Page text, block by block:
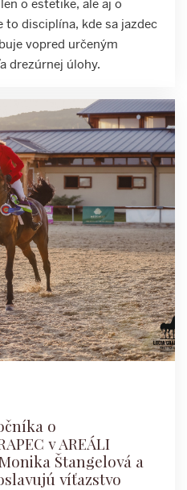
o estetike, ale aj o
to disciplína, kde sa jazdec
vopred určeným
drezúrnej úlohy.
o
v AREÁLI
Štangelová a
víťazstvo